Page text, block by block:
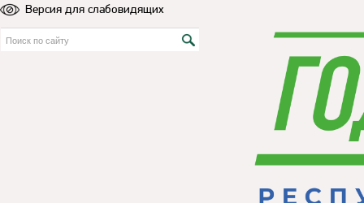
Версия для слабовидящих